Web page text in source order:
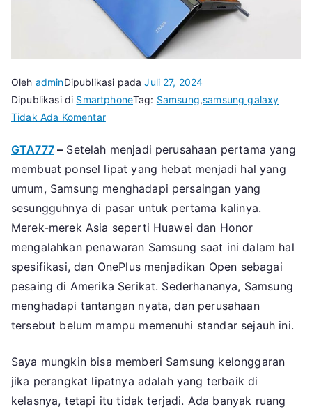
Oleh adminDipublikasi padaJuli 27, 2024
Dipublikasi di SmartphoneTag: Samsung,samsung galaxy
Tidak Ada Komentarpada
Hal
yang
Lupa
Ditambahkan
Samsung
Galaxy
Z
Fold
6
GTA777– Setelah menjadi perusahaan pertama yang
membuat ponsel lipat yang hebat menjadi hal yang
umum, Samsung menghadapi persaingan yang
sesungguhnya di pasar untuk pertama kalinya.
Merek-merek Asia seperti Huawei dan Honor
mengalahkan penawaran Samsung saat ini dalam hal
spesifikasi, dan OnePlus menjadikan Open sebagai
pesaing di Amerika Serikat. Sederhananya, Samsung
menghadapi tantangan nyata, dan perusahaan
tersebut belum mampu memenuhi standar sejauh ini.
Saya mungkin bisa memberi Samsung kelonggaran
jika perangkat lipatnya adalah yang terbaik di
kelasnya, tetapi itu tidak terjadi. Ada banyak ruang